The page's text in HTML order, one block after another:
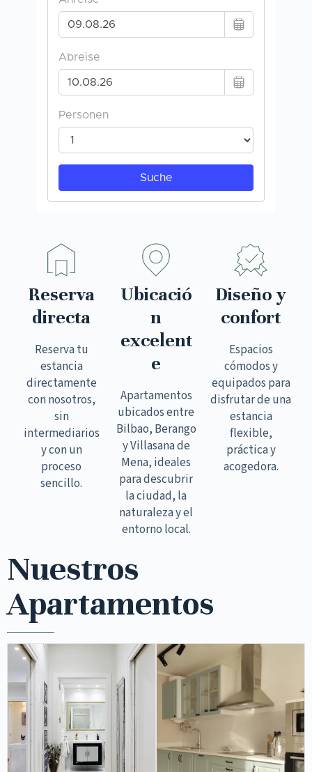
Reserva
directa
Reserva tu
estancia
directamente
con nosotros,
sin
intermediarios
y con un
proceso
sencillo.
Ubicació
n
excelent
e
Apartamentos
ubicados entre
Bilbao, Berango
y Villasana de
Mena, ideales
para descubrir
la ciudad, la
naturaleza y el
entorno local.
Diseño y
confort
Espacios
cómodos y
equipados para
disfrutar de una
estancia
flexible,
práctica y
acogedora.
Nuestros
Apartamentos